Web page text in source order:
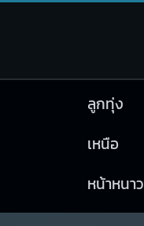
ลูกทุ่ง
เหนือ
หน้าหนาว